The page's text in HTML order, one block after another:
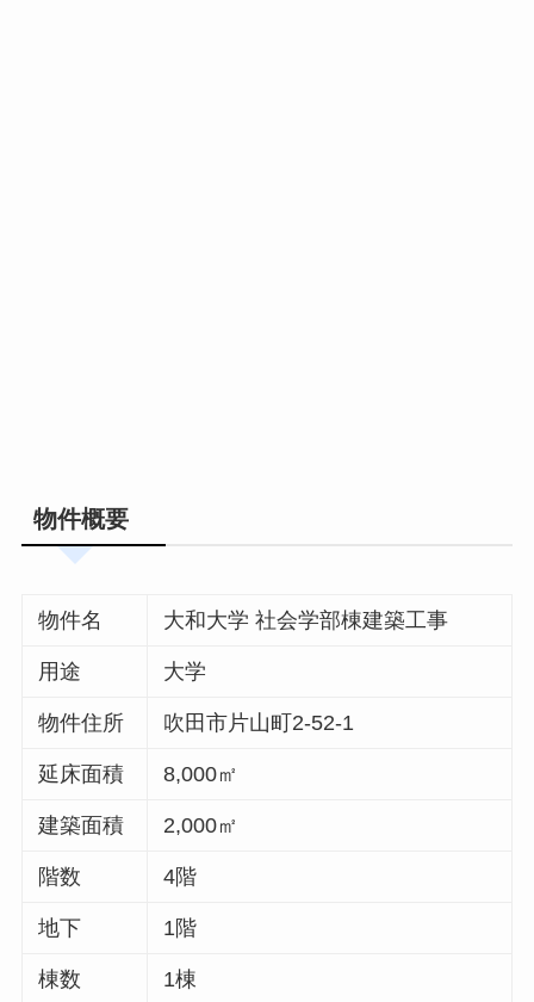
物件概要
物件名 大和大学 社会学部棟建築工事
用途 大学
物件住所 吹田市片山町2-52-1
延床面積 8,000㎡
建築面積 2,000㎡
階数 4階
地下 1階
棟数 1棟